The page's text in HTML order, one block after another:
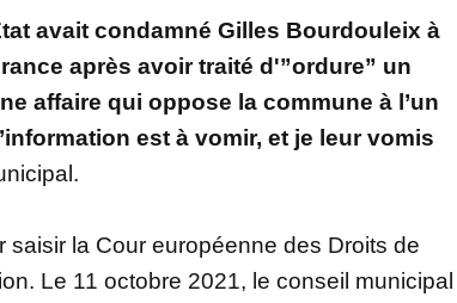
avait condamné Gilles Bourdouleix à
après avoir traité d'”ordure” un
affaire qui oppose la commune à l’un
est à vomir, et je leur vomis
saisir la Cour européenne des Droits de
Le 11 octobre 2021, le conseil municipal